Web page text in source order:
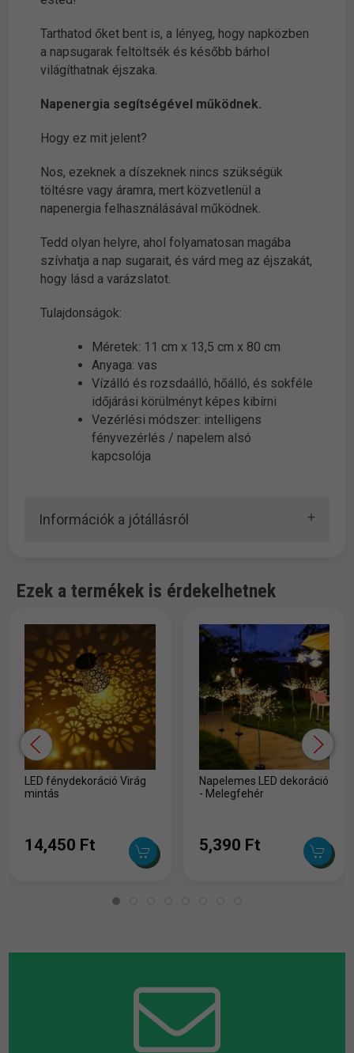
Tarthatod őket bent is, a lényeg, hogy napközben
a napsugarak feltöltsék és később bárhol
világíthatnak éjszaka.
Napenergia segítségével működnek.
Hogy ez mit jelent?
Nos, ezeknek a díszeknek nincs szükségük
töltésre vagy áramra, mert közvetlenül a
napenergia felhasználásával működnek.
Tedd olyan helyre, ahol folyamatosan magába
szívhatja a nap sugarait, és várd meg az éjszakát,
hogy lásd a varázslatot.
Tulajdonságok:
Méretek: 11 cm x 13,5 cm x 80 cm
Anyaga: vas
Vízálló és rozsdaálló, hőálló, és sokféle
időjárási körülményt képes kibírni
Vezérlési módszer: intelligens
fényvezérlés / napelem alsó
kapcsolója
Információk a jótállásról
Ezek a termékek is érdekelhetnek
LED fénydekoráció Virág
mintás
14,450 Ft
Napelemes LED dekoráció
- Melegfehér
5,390 Ft